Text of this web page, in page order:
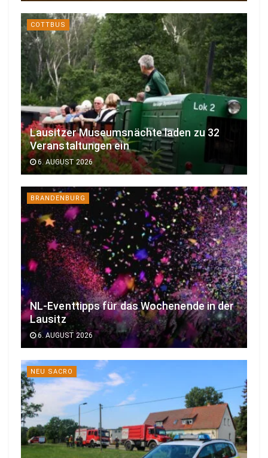
COTTBUS
Lausitzer Museumsnächte laden zu 32
Veranstaltungen ein
6. AUGUST 2026
BRANDENBURG
NL-Eventtipps für das Wochenende in der
Lausitz
6. AUGUST 2026
NEU SACRO